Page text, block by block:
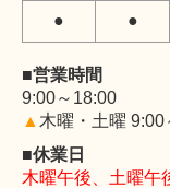
● ●
■営業時間
9:00～18:00
▲ 木曜・土曜 9:00
■休業日
木曜午後、土曜午